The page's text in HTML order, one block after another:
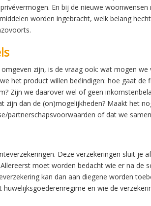
En bij de nieuwe
worden ingebracht, welk belang
zijn, is de vraag ook: wat mogen we
het product willen beëindigen: hoe gaat de
Zijn we daarover wel of geen
zijn dan de (on)mogelijkheden? Maakt het
partnerschapsvoorwaarden of dat we
Deze verzekeringen sluit je
moet worden bedacht wie er na de
kan dan aan diegene worden
en wie de